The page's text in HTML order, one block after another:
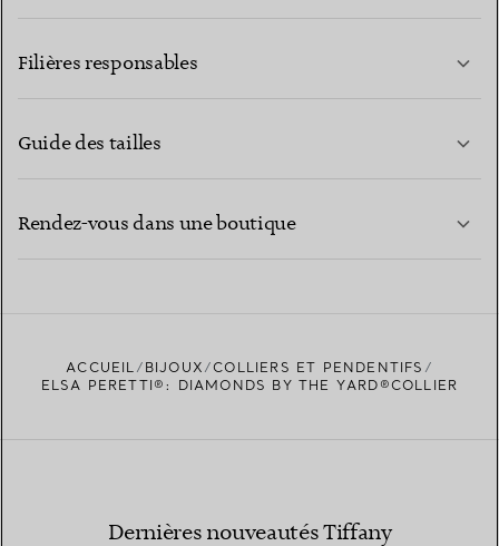
Filières responsables
Guide des tailles
Rendez-vous dans une boutique
TROUVEZ LA BOUTIQUE LA PLUS PROCHE
ACCUEIL BIJOUX
COLLIERS ET PENDENTIFS
ELSA PERETTI®: DIAMONDS BY THE YARD®COLLIER
Dernières nouveautés Tiffany